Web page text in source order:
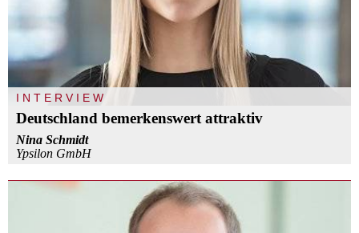
INTERVIEW
Deutschland bemerkenswert attraktiv
Nina Schmidt
Ypsilon GmbH